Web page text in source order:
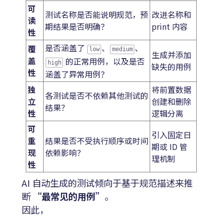
可
读
性
测试名称是否能说明规范，预
期结果是否明确？
改进名称和
print 内容
覆
盖
性
是否涵盖了 low 、 medium 、
high
的正常用例，以及是否
涵盖了异常用例？
生成并添加
缺失的用例
独
立
性
各测试是否不依赖其他测试的
结果？
将前置数据
创建和删除
逻辑分离
可
重
现
性
结果是否不受执行顺序或时间
依赖影响？
引入固定日
期或 ID 管
理机制
AI 自动生成的测试倾向于基于规范描述来推
断 “最常见的用例” 。
因此，